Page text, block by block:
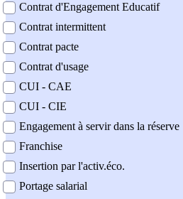
Contrat d'Engagement Educatif
Contrat intermittent
Contrat pacte
Contrat d'usage
CUI - CAE
CUI - CIE
Engagement à servir dans la réserve
Franchise
Insertion par l'activ.éco.
Portage salarial